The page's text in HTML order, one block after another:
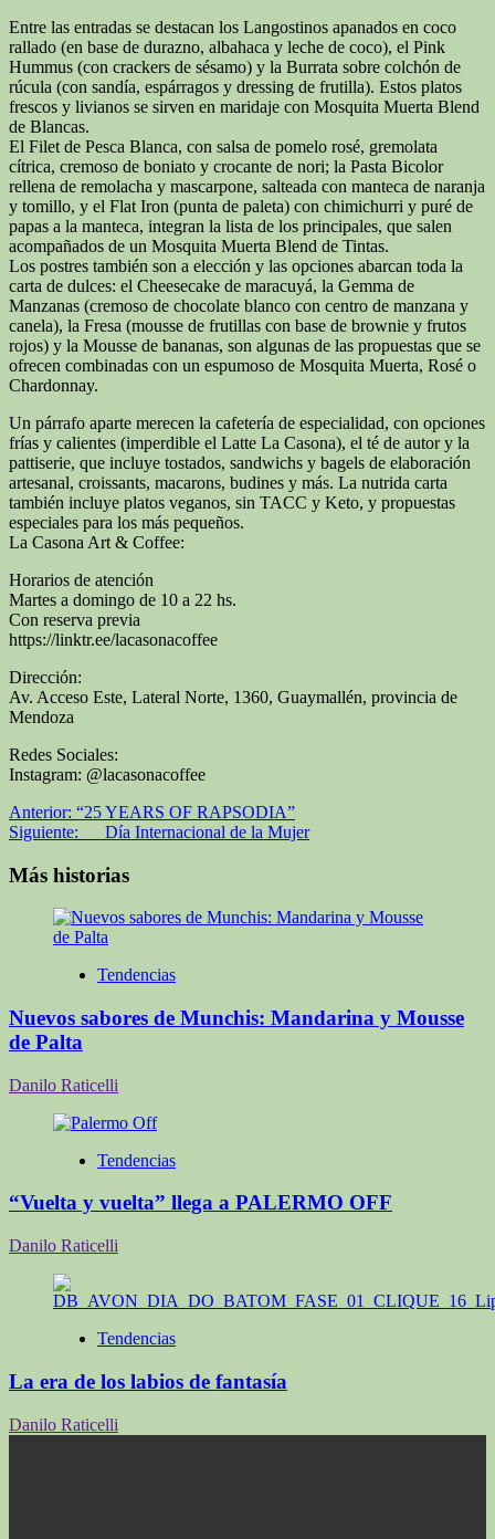
Entre las entradas se destacan los Langostinos apanados en coco
rallado (en base de durazno, albahaca y leche de coco), el Pink
Hummus (con crackers de sésamo) y la Burrata sobre colchón de
rúcula (con sandía, espárragos y dressing de frutilla). Estos platos
frescos y livianos se sirven en maridaje con Mosquita Muerta Blend
de Blancas.
El Filet de Pesca Blanca, con salsa de pomelo rosé, gremolata
cítrica, cremoso de boniato y crocante de nori; la Pasta Bicolor
rellena de remolacha y mascarpone, salteada con manteca de naranja
y tomillo, y el Flat Iron (punta de paleta) con chimichurri y puré de
papas a la manteca, integran la lista de los principales, que salen
acompañados de un Mosquita Muerta Blend de Tintas.
Los postres también son a elección y las opciones abarcan toda la
carta de dulces: el Cheesecake de maracuyá, la Gemma de
Manzanas (cremoso de chocolate blanco con centro de manzana y
canela), la Fresa (mousse de frutillas con base de brownie y frutos
rojos) y la Mousse de bananas, son algunas de las propuestas que se
ofrecen combinadas con un espumoso de Mosquita Muerta, Rosé o
Chardonnay.
Un párrafo aparte merecen la cafetería de especialidad, con opciones
frías y calientes (imperdible el Latte La Casona), el té de autor y la
pattiserie, que incluye tostados, sandwichs y bagels de elaboración
artesanal, croissants, macarons, budines y más. La nutrida carta
también incluye platos veganos, sin TACC y Keto, y propuestas
especiales para los más pequeños.
La Casona Art & Coffee:
Horarios de atención
Martes a domingo de 10 a 22 hs.
Con reserva previa
https://linktr.ee/lacasonacoffee
Dirección:
Av. Acceso Este, Lateral Norte, 1360, Guaymallén, provincia de
Mendoza
Redes Sociales:
Instagram: @lacasonacoffee
Navegación
de
entradas
Anterior: “25 YEARS OF RAPSODIA”
Siguiente:
Día Internacional de la Mujer
Más historias
Tendencias
Nuevos sabores de Munchis: Mandarina y Mousse
de Palta
Danilo Raticelli
Tendencias
“Vuelta y vuelta” llega a PALERMO OFF
Danilo Raticelli
Tendencias
La era de los labios de fantasía
Danilo Raticelli